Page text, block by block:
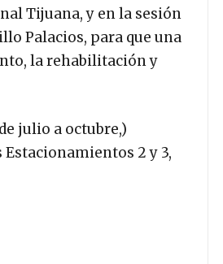
Tijuana, y en la sesión
Palacios, para que una
la rehabilitación y
julio a octubre,)
Estacionamientos 2 y 3,